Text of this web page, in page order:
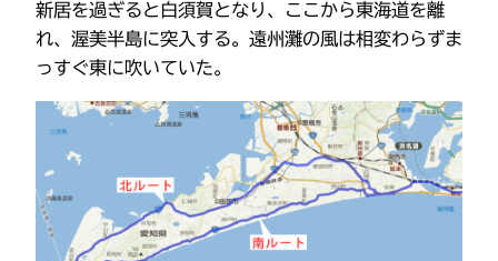
新居を過ぎると白須賀となり、ここから東海道を離
れ、渥美半島に突入する。遠州灘の風は相変わらずま
っすぐ東に吹いていた。